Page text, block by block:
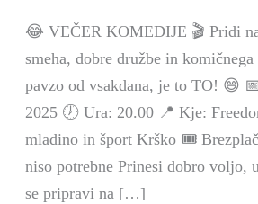
😂 VEČER KOMEDIJE 🎬 Pridi
smeha, dobre družbe in
pavzo od vsakdana, je to TO! 😄
2025 🕖 Ura: 20.00 📍 Kje:
mladino in šport Krško 🎟️
niso potrebne Prinesi dobro voljo,
se pripravi na […]